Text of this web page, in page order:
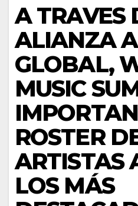
A TRAVES
ALIANZA
GLOBAL,
MUSIC
ROSTER
ARTISTAS
LOS MÁS